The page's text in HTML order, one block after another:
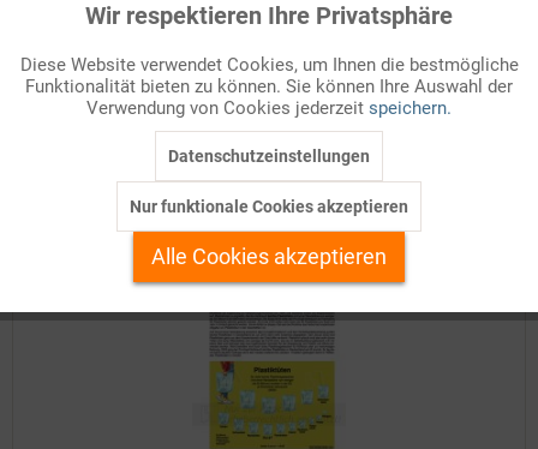
Im Frühjahr und Sommer häufen sich die Nachrichten über
ferne Weltgegenden, sondern gehören auch in Europa zu den
Katastrophen, mit denen gerechnet werden muss. Auch wenn...
Auf Ihren Merkzettel setzen
Funktionale Aktiv
Marketing Inaktiv
Personalisierung Inaktiv
Service
Wir respektieren Ihre Privatsphäre
Diese Website verwendet Cookies, um Ihnen die bestmögliche
Funktionalität bieten zu können. Sie können Ihre Auswahl der
Verwendung von Cookies jederzeit speichern.
Datenschutzeinstellungen
Nur funktionale Cookies akzeptieren
Alle Cookies akzeptieren